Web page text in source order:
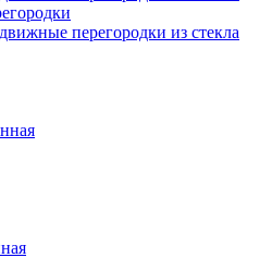
перегородки из стекла